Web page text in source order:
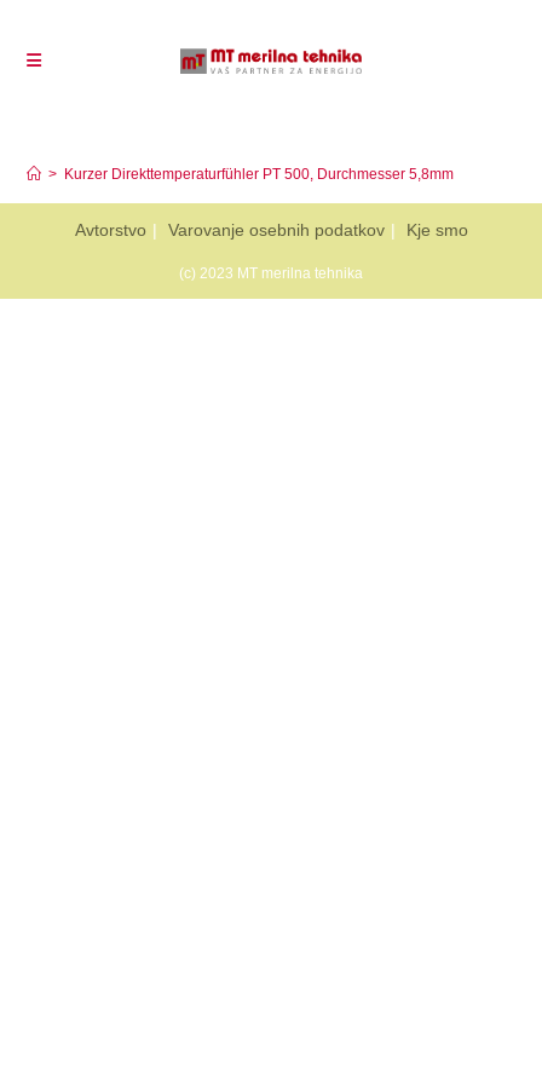
> Kurzer Direkttemperaturfühler PT 500, Durchmesser 5,8mm
Avtorstvo Varovanje osebnih podatkov Kje smo
(c) 2023 MT merilna tehnika